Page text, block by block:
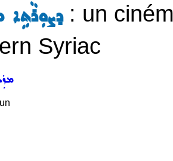
ܕܨܘܼܪܵܬܹܐ: un
Syriac